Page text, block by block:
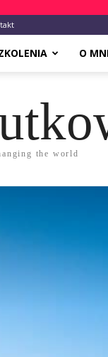
O
the world